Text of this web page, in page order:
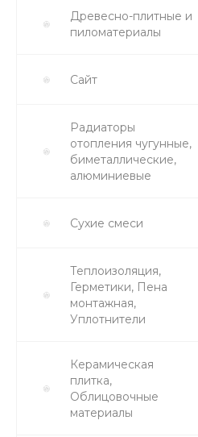
Древесно-плитные и
пиломатериалы
Сайт
Радиаторы
отопления чугунные,
биметаллические,
алюминиевые
Сухие смеси
Теплоизоляция,
Герметики, Пена
монтажная,
Уплотнители
Керамическая
плитка,
Облицовочные
материалы